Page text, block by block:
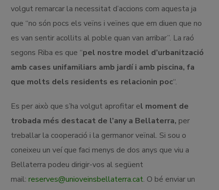
volgut remarcar la necessitat d’accions com aquesta ja
que “no són pocs els veïns i veïnes que em diuen que no
es van sentir acollits al poble quan van arribar”. La raó
segons Riba es que “pel nostre model d’urbanització
amb cases unifamiliars amb jardí i amb piscina, fa
que molts dels residents es relacionin poc“.
Es per això que s’ha volgut aprofitar el moment de
trobada més destacat de l’any a Bellaterra, per
treballar la cooperació i la germanor veïnal. Si sou o
coneixeu un veí que faci menys de dos anys que viu a
Bellaterra podeu dirigir-vos al següent
mail:reserves@unioveinsbellaterra.cat. O bé enviar un